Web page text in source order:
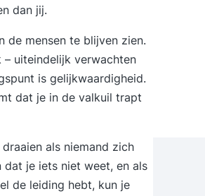
dan jij.
de mensen te blijven zien.
uiteindelijk verwachten
is gelijkwaardigheid.
dat je in de valkuil trapt
als niemand zich
je iets niet weet, en als
de leiding hebt, kun je